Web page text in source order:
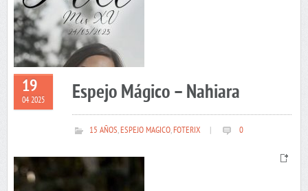
19
04 2025 Espejo Mágico – Nahiara
15 AÑOS,ESPEJO MAGICO,FOTERIX 0